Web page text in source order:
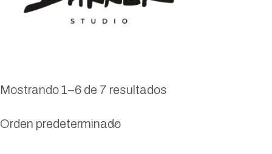
Mostrando 1–6 de 7 resultados
Orden predeterminado